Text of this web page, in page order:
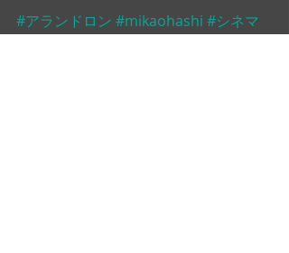
#アランドロン #mikaohashi #シネマ